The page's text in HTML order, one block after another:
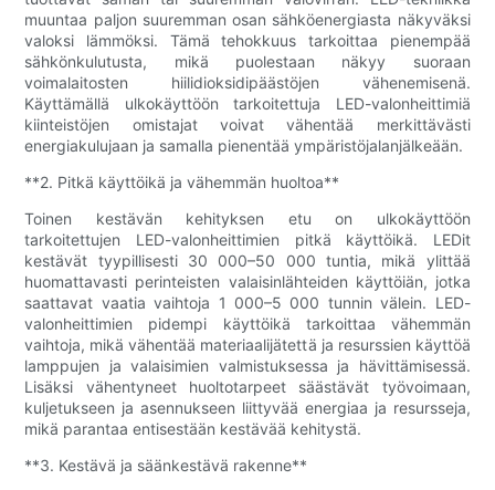
muuntaa paljon suuremman osan sähköenergiasta näkyväksi
valoksi lämmöksi. Tämä tehokkuus tarkoittaa pienempää
sähkönkulutusta, mikä puolestaan ​​näkyy suoraan
voimalaitosten hiilidioksidipäästöjen vähenemisenä.
Käyttämällä ulkokäyttöön tarkoitettuja LED-valonheittimiä
kiinteistöjen omistajat voivat vähentää merkittävästi
energiakulujaan ja samalla pienentää ympäristöjalanjälkeään.
**2. Pitkä käyttöikä ja vähemmän huoltoa**
Toinen kestävän kehityksen etu on ulkokäyttöön
tarkoitettujen LED-valonheittimien pitkä käyttöikä. LEDit
kestävät tyypillisesti 30 000–50 000 tuntia, mikä ylittää
huomattavasti perinteisten valaisinlähteiden käyttöiän, jotka
saattavat vaatia vaihtoja 1 000–5 000 tunnin välein. LED-
valonheittimien pidempi käyttöikä tarkoittaa vähemmän
vaihtoja, mikä vähentää materiaalijätettä ja resurssien käyttöä
lamppujen ja valaisimien valmistuksessa ja hävittämisessä.
Lisäksi vähentyneet huoltotarpeet säästävät työvoimaan,
kuljetukseen ja asennukseen liittyvää energiaa ja resursseja,
mikä parantaa entisestään kestävää kehitystä.
**3. Kestävä ja säänkestävä rakenne**